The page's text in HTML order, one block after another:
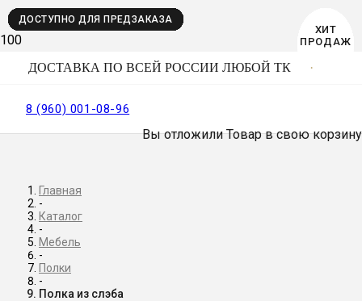
ДОСТАВКА ПО ВСЕЙ РОССИИ ЛЮБОЙ ТК
8 (960) 001-08-96
Вы отложилиТоварв свою
ДОСТУПНО ДЛЯ ПРЕДЗАКАЗА
Главная
-
Каталог
-
Мебель
-
Полки
-
Полка из слэба
ДОСТУПНО ДЛЯ ПРЕДЗАКАЗА
ДОСТУПНО ДЛЯ ПРЕДЗАКАЗА
ХИТ
ПРОДАЖ
ДОСТУПНО ДЛЯ ПРЕДЗАКАЗА
BEST
SELLER
ДОСТУПНО ДЛЯ ПРЕДЗАКАЗА
ХИТ
ПРОДАЖ
ДОСТУПНО ДЛЯ ПРЕДЗАКАЗА
ХИТ
ПРОДАЖ
ДОСТУПНО ДЛЯ ПРЕДЗАКАЗА
ХИТ
ПРОДАЖ
ДОСТУПНО ДЛЯ ПРЕДЗАКАЗА
ХИТ
ПРОДАЖ
ДОСТУПНО ДЛЯ ПРЕДЗАКАЗА
ХИТ
ПРОДАЖ
ДОСТУПНО ДЛЯ ПРЕДЗАКАЗА
ХИТ
ПРОДАЖ